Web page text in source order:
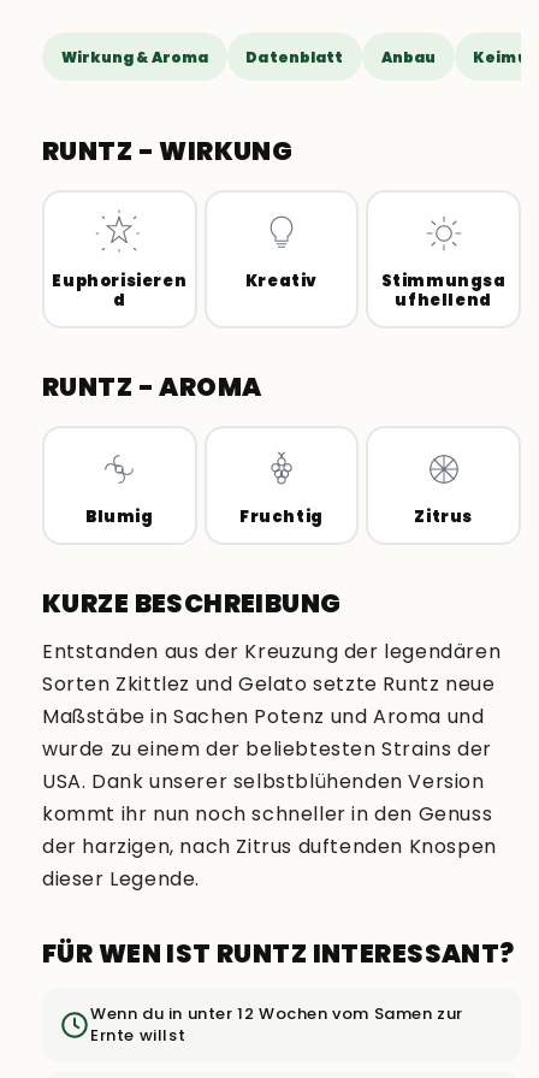
Wirkung & Aroma Datenblatt Anbau
RUNTZ - WIRKUNG
Euphorisieren
d
Kreativ
Stimmungsa
ufhellend
RUNTZ - AROMA
Blumig Fruchtig Zitrus
KURZE BESCHREIBUNG
Entstanden aus der Kreuzung der legendären
Sorten Zkittlez und Gelato setzte Runtz neue
Maßstäbe in Sachen Potenz und Aroma und
wurde zu einem der beliebtesten Strains der
USA. Dank unserer selbstblühenden Version
kommt ihr nun noch schneller in den Genuss
der harzigen, nach Zitrus duftenden Knospen
dieser Legende.
FÜR WEN IST RUNTZ INTERESSANT?
Wenn du in unter 12 Wochen vom Samen zur
Ernte willst